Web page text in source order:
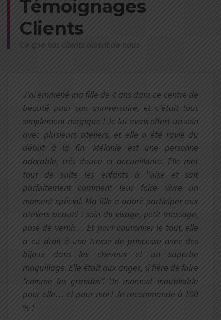
Témoignages
Clients
Ce que nos clients disent de nous
J’ai emmené ma fille de 4 ans dans ce centre de
beauté pour son anniversaire, et c’était tout
simplement magique ! Je lui avais offert un soin
avec plusieurs ateliers, et elle a été ravie du
début à la fin. Mélanie est une personne
adorable, très douce et accueillante. Elle met
tout de suite les enfants à l’aise et sait
parfaitement comment leur faire vivre un
moment spécial. Ma fille a adoré participer aux
ateliers beauté : soin du visage, petit massage,
pose de vernis… Et pour couronner le tout, elle
a eu droit à une tresse de princesse avec des
bijoux dans les cheveux et un superbe
maquillage. Elle était aux anges, si fière de faire
“comme les grandes”. Un moment inoubliable
pour elle… et pour moi ! Je recommande à 100
% !